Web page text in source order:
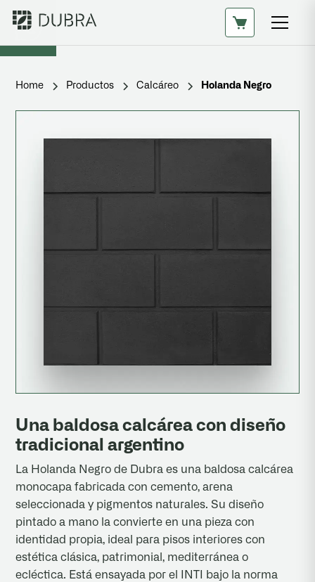
Home Productos Calcáreo Holanda Negro
Una baldosa calcárea con diseño
tradicional argentino
La Holanda Negro de Dubra es una baldosa calcárea
monocapa fabricada con cemento, arena
seleccionada y pigmentos naturales. Su diseño
pintado a mano la convierte en una pieza con
identidad propia, ideal para pisos interiores con
estética clásica, patrimonial, mediterránea o
ecléctica. Está ensayada por el INTI bajo la norma